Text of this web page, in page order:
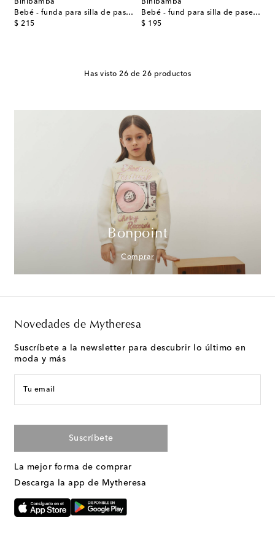
Binibamba
Bebé - funda para silla de paseo Snuggler® de borrego
$ 215
original price
Binibamba
Bebé - fund para silla de paseo Snuggler® de borrego
$ 195
original price
Has visto 26 de 26 productos
Bonpoint
Comprar
Novedades de Mytheresa
Suscríbete a la newsletter para descubrir lo último en
moda y más
Tu email
Suscríbete
La mejor forma de comprar
Descarga la app de Mytheresa